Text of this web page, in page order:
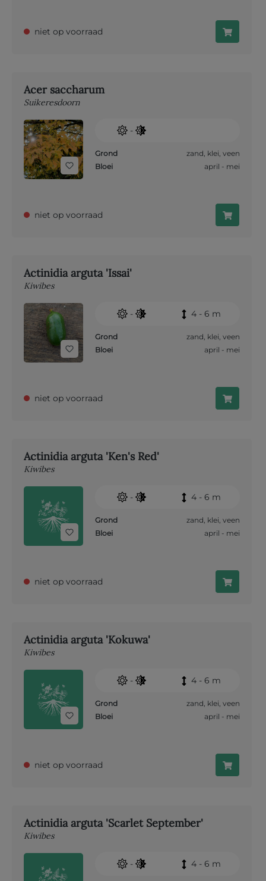
niet op voorraad
Acer saccharum
Suikeresdoorn
-
Grond zand, klei, veen
Bloei
april - mei
niet op voorraad
Actinidia arguta 'Issai'
Kiwibes
- 4 - 6 m
Grond zand, klei, veen
Bloei
april - mei
niet op voorraad
Actinidia arguta 'Ken's Red'
Kiwibes
- 4 - 6 m
Grond zand, klei, veen
Bloei
april - mei
niet op voorraad
Actinidia arguta 'Kokuwa'
Kiwibes
- 4 - 6 m
Grond zand, klei, veen
Bloei
april - mei
niet op voorraad
Actinidia arguta 'Scarlet September'
Kiwibes
- 4 - 6 m